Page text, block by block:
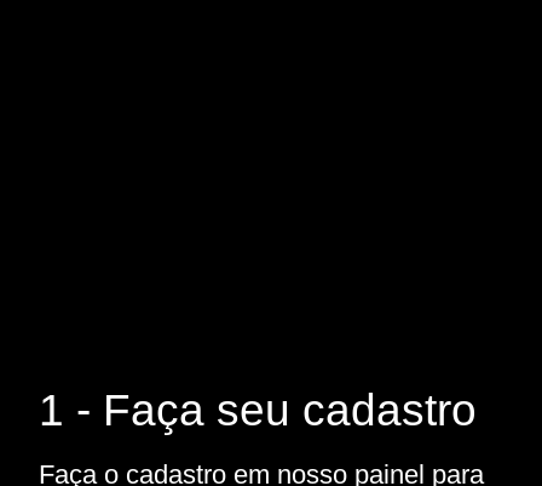
1 - Faça seu cadastro
Faça o cadastro em nosso painel para